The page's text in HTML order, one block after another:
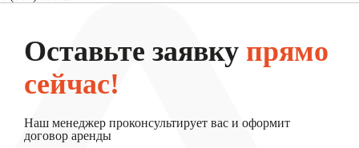
Оставьте заявку прямо
сейчас!
Наш менеджер проконсультирует вас и оформит
договор аренды